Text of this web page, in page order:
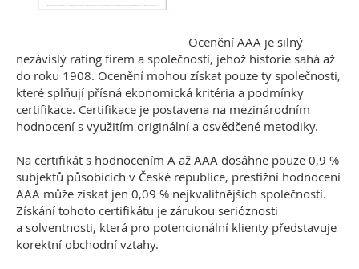
Ocenění AAA je silný
nezávislý rating firem a společností, jehož historie sahá až
do roku 1908. Ocenění mohou získat pouze ty společnosti,
které splňují přísná ekonomická kritéria a podmínky
certifikace. Certifikace je postavena na mezinárodním
hodnocení s využitím originální a osvědčené metodiky.
Na certifikát s hodnocením A až AAA dosáhne pouze 0,9 %
subjektů působících v České republice, prestižní hodnocení
AAA může získat jen 0,09 % nejkvalitnějších společností.
Získání tohoto certifikátu je zárukou serióznosti
a solventnosti, která pro potencionální klienty představuje
korektní obchodní vztahy.